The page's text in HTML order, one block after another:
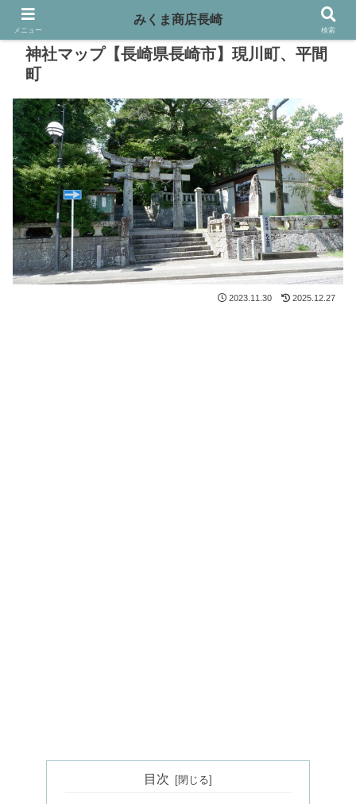
神社マップ【長崎県長崎市】現川町、平間
町
2023.11.30 2025.12.27
目次
メニュー
みくま商店長崎
検索